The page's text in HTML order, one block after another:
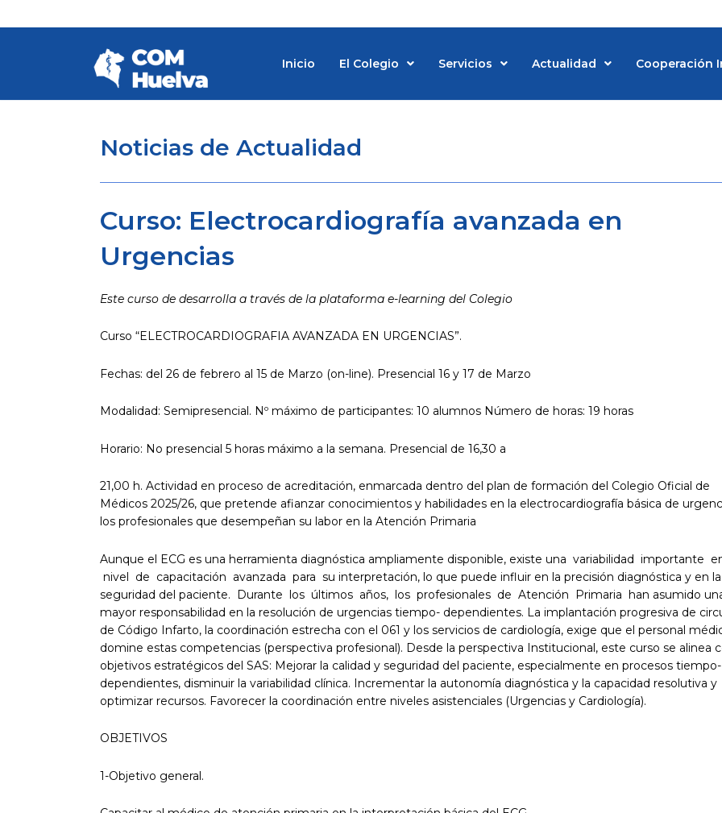
al
Inicio
El Colegio Servicios Actualidad Cooperación
Noticias de Actualidad
Curso: Electrocardiografía avanzada en
Urgencias
Este curso de desarrolla a través de la plataforma e-learning del Colegio
Curso “ELECTROCARDIOGRAFIA AVANZADA EN URGENCIAS”.
Fechas: del 26 de febrero al 15 de Marzo (on-line). Presencial 16 y 17 de Marzo
Modalidad: Semipresencial. Nº máximo de participantes: 10 alumnos Número de horas: 19 horas
Horario: No presencial 5 horas máximo a la semana. Presencial de 16,30 a
21,00 h. Actividad en proceso de acreditación, enmarcada dentro del plan de formación del Colegio Oficial de
Médicos 2025/26, que pretende afianzar conocimientos y habilidades en la electrocardiografía básica de
los profesionales que desempeñan su labor en la Atención Primaria
Aunque el ECG es una herramienta diagnóstica ampliamente disponible, existe una variabilidad importante
nivel de capacitación avanzada para su interpretación, lo que puede influir en la precisión diagnóstica y en la
seguridad del paciente. Durante los últimos años, los profesionales de Atención Primaria han asumido
mayor responsabilidad en la resolución de urgencias tiempo- dependientes. La implantación progresiva de
de Código Infarto, la coordinación estrecha con el 061 y los servicios de cardiología, exige que el personal
domine estas competencias (perspectiva profesional). Desde la perspectiva Institucional, este curso se alinea
objetivos estratégicos del SAS: Mejorar la calidad y seguridad del paciente, especialmente en procesos tiempo-
dependientes, disminuir la variabilidad clínica. Incrementar la autonomía diagnóstica y la capacidad resolutiva y
optimizar recursos. Favorecer la coordinación entre niveles asistenciales (Urgencias y Cardiología).
OBJETIVOS
1-Objetivo general.